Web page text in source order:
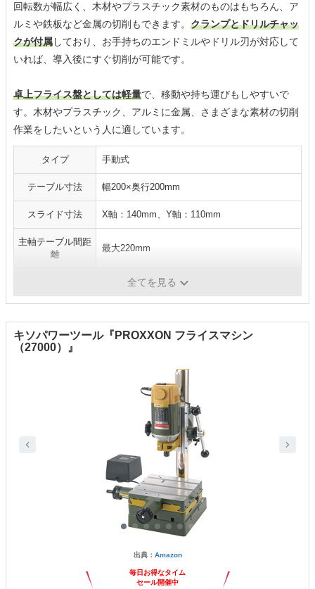
回転数が幅広く、木材やプラスチック素材のものはもちろん、ア
ルミや鉄板など金属の切削もできます。 クランプとドリルチャッ
クが付属しており、お手持ちのエンドミルやドリル刃が対応して
いれば、導入後にすぐ切削が可能です。
卓上フライス盤としては軽量で、移動や持ち運びもしやすいで
す。木材やプラスチック、アルミに金属、さまざまな素材の切削
作業をしたいという人に適しています。
タイプ 手動式
テーブル寸法 幅200×奥行200mm
スライド寸法 X軸：140mm、Y軸：110mm
主軸テーブル間距
離
最大220mm
約14kg全てを見る
キソパワーツール『PROXXON フライスマシン
（27000）』
出典： Amazon
毎日お得なタイム
セール開催中